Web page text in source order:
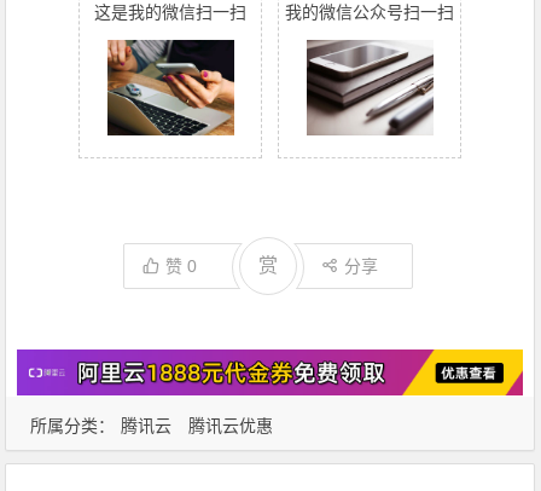
这是我的微信扫一扫
我的微信公众号扫一扫
赞0 赏 分享
所属分类： 腾讯云 腾讯云优惠